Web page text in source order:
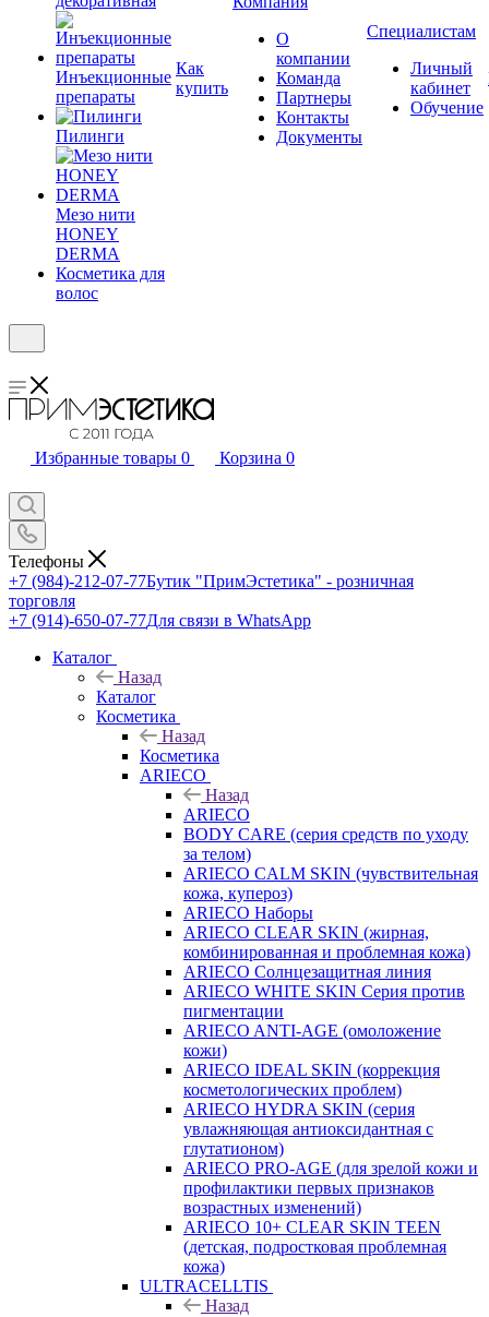
Инъекционные
препараты
Пилинги
Мезо нити
HONEY
DERMA
Косметика для
волос
Как
купить
О
компании
Команда
Партнеры
Контакты
Документы
Специалистам
Личный
кабинет
Обучение
Избранные товары 0 Корзина 0
Телефоны
+7 (984)-212-07-77Бутик "ПримЭстетика" - розничная
торговля
+7 (914)-650-07-77Для связи в WhatsApp
Каталог
Назад
Каталог
Косметика
Назад
Косметика
ARIECO
Назад
ARIECO
BODY CARE (серия средств по уходу
за телом)
ARIECO CALM SKIN (чувствительная
кожа, купероз)
ARIECO Наборы
ARIECO CLEAR SKIN (жирная,
комбинированная и проблемная кожа)
ARIECO Солнцезащитная линия
ARIECO WHITE SKIN Серия против
пигментации
ARIECO ANTI-AGE (омоложение
кожи)
ARIECO IDEAL SKIN (коррекция
косметологических проблем)
ARIECO HYDRA SKIN (серия
увлажняющая антиоксидантная с
глутатионом)
ARIECO PRO-AGE (для зрелой кожи и
профилактики первых признаков
возрастных изменений)
ARIECO 10+ CLEAR SKIN TEEN
(детская, подростковая проблемная
кожа)
ULTRACELLTIS
Назад